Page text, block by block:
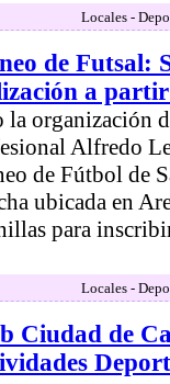
Locales -
de Futsal:
a
la organización
Alfredo
de Fútbol de
ubicada en
para
Locales -
Ciudad de